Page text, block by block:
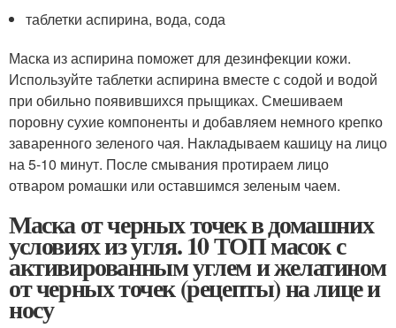
таблетки аспирина, вода, сода
Маска из аспирина поможет для дезинфекции кожи.
Используйте таблетки аспирина вместе с содой и водой
при обильно появившихся прыщиках. Смешиваем
поровну сухие компоненты и добавляем немного крепко
заваренного зеленого чая. Накладываем кашицу на лицо
на 5-10 минут. После смывания протираем лицо
отваром ромашки или оставшимся зеленым чаем.
Маска от черных точек в домашних
условиях из угля. 10 ТОП масок с
активированным углем и желатином
от черных точек (рецепты) на лице и
носу